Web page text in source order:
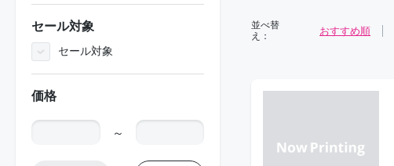
並べ替
え：
おすすめ順
セール対象
セール対象
価格
～